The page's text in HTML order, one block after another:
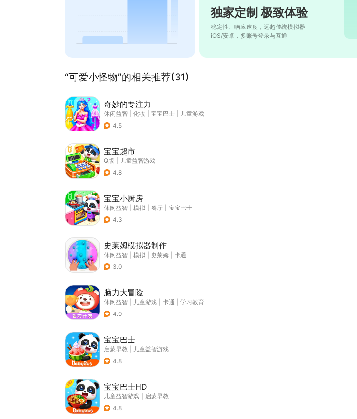
独家定制 极致体验
稳定性、响应速度，远超传统模拟器
iOS/安卓，多账号登录与互通
“可爱小怪物”的相关推荐(31)
奇妙的专注力
休闲益智 化妆 宝宝巴士
儿童游戏
4.5
宝宝超市
Q版
儿童益智游戏
4.8
宝宝小厨房
休闲益智 模拟 餐厅
宝宝巴士
4.3
史莱姆模拟器制作
休闲益智 模拟 史莱姆
卡通
3.0
脑力大冒险
休闲益智 儿童游戏 卡通
学习教育
4.9
宝宝巴士
启蒙早教
儿童益智游戏
4.8
宝宝巴士HD
儿童益智游戏
启蒙早教
4.8